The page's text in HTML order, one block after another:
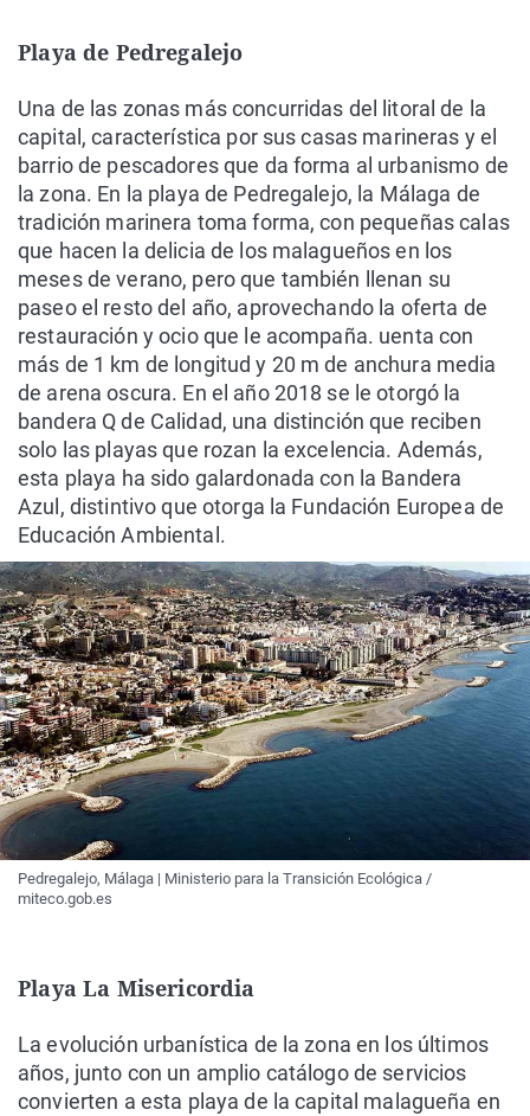
Playa de Pedregalejo
Una de las zonas más concurridas del litoral de la
capital, característica por sus casas marineras y el
barrio de pescadores que da forma al urbanismo de
la zona. En la playa de Pedregalejo, la Málaga de
tradición marinera toma forma, con pequeñas calas
que hacen la delicia de los malagueños en los
meses de verano, pero que también llenan su
paseo el resto del año, aprovechando la oferta de
restauración y ocio que le acompaña. uenta con
más de 1 km de longitud y 20 m de anchura media
de arena oscura. En el año 2018 se le otorgó la
bandera Q de Calidad, una distinción que reciben
solo las playas que rozan la excelencia. Además,
esta playa ha sido galardonada con la Bandera
Azul, distintivo que otorga la Fundación Europea de
Educación Ambiental.
Pedregalejo, Málaga | Ministerio para la Transición Ecológica /
miteco.gob.es
Playa La Misericordia
La evolución urbanística de la zona en los últimos
años, junto con un amplio catálogo de servicios
convierten a esta playa de la capital malagueña en